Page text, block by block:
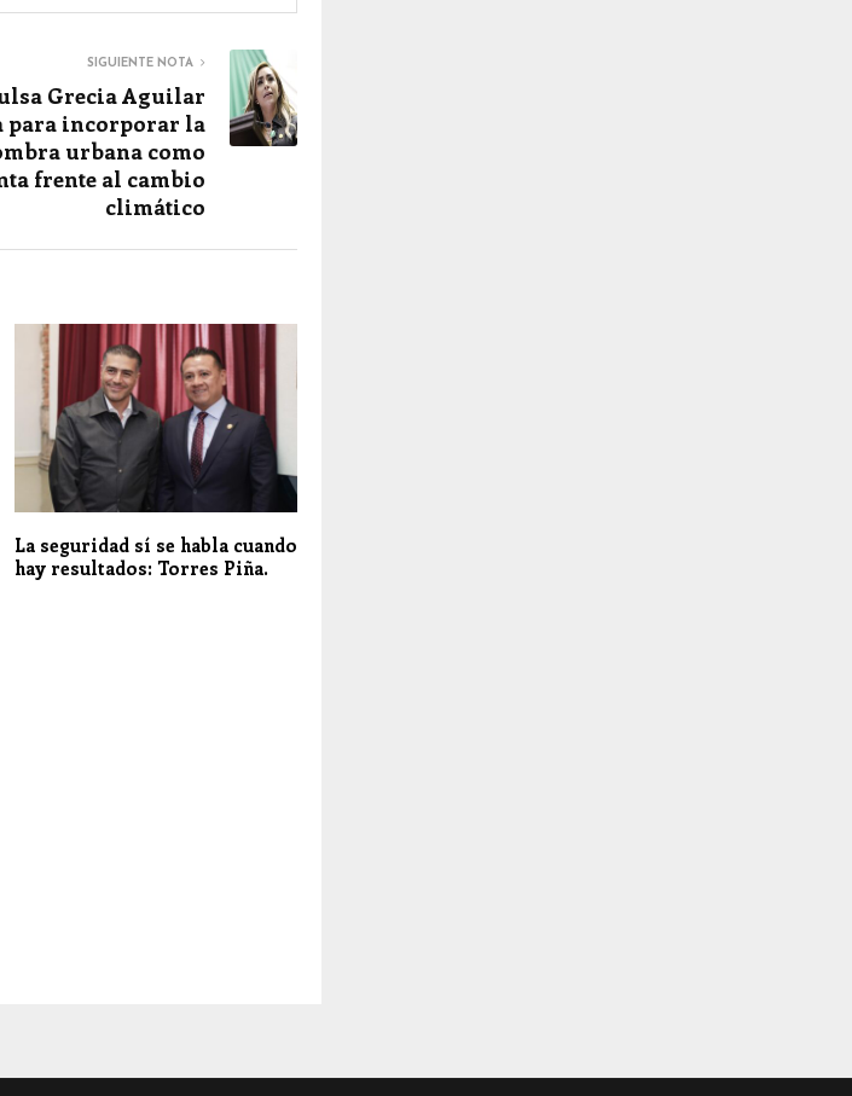
SIGUIENTE NOTA
Grecia Aguilar
para incorporar la
urbana como
frente al cambio
climático
La seguridad sí se habla cuando
hay resultados: Torres Piña.